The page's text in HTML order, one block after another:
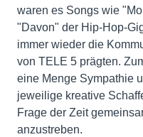
waren es Songs wie
"Davon" der Hip-Hop-
immer wieder die
von TELE 5 prägten.
eine Menge Sympathie
jeweilige kreative
Frage der Zeit
anzustreben.